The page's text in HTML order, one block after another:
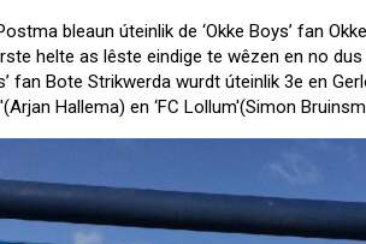
Postma bleaun úteinlik de ‘Okke Boys’ fan
helte as lêste eindige te wêzen en no dus
fan Bote Strikwerda wurdt úteinlik 3e en
Hallema) en ‘FC Lollum'(Simon